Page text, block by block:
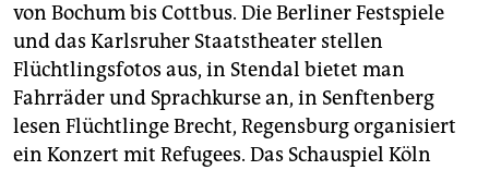
von Bochum bis Cottbus. Die Berliner Festspiele
und das Karlsruher Staatstheater stellen
Flüchtlingsfotos aus, in Stendal bietet man
Fahrräder und Sprachkurse an, in Senftenberg
lesen Flüchtlinge Brecht, Regensburg organisiert
ein Konzert mit Refugees. Das Schauspiel Köln